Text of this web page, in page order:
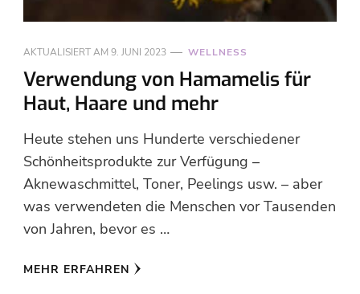
AKTUALISIERT AM 9. JUNI 2023 WELLNESS
Verwendung von Hamamelis für
Haut, Haare und mehr
Heute stehen uns Hunderte verschiedener
Schönheitsprodukte zur Verfügung –
Aknewaschmittel, Toner, Peelings usw. – aber
was verwendeten die Menschen vor Tausenden
von Jahren, bevor es …
MEHR ERFAHREN